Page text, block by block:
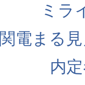
ミラ
関電まる
内